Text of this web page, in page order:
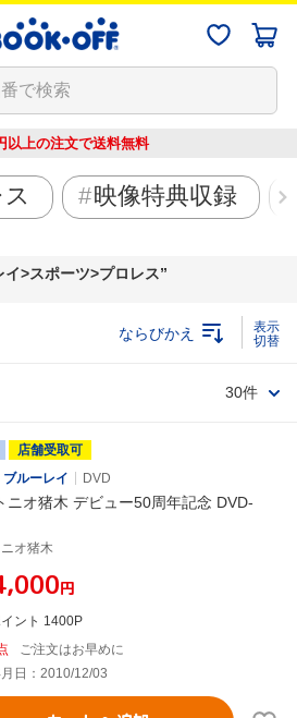
以上の注文で送料無料
映像特典収録
イ>スポーツ>プロレス
ならびかえ
30件
店舗受取可
ブルーレイ
DVD
ニオ猪木 デビュー50周年記念 DVD-
オ猪木
円
ント 1400P
ご注文はお早めに
日：2010/12/03